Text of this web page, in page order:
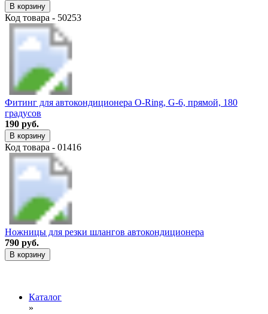
В корзину
Код товара - 50253
Фитинг для автокондиционера O-Ring, G-6, прямой, 180
градусов
190 руб.
В корзину
Код товара - 01416
Ножницы для резки шлангов автокондиционера
790 руб.
В корзину
Каталог
»